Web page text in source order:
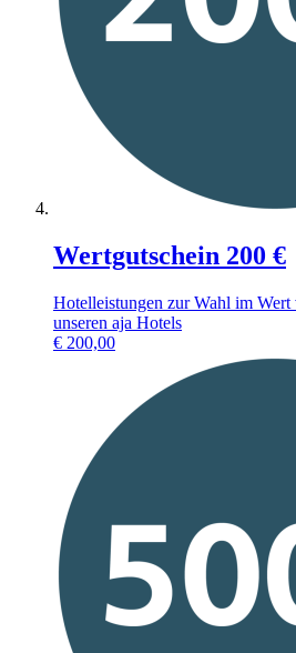
Wertgutschein 200 €
Hotelleistungen zur Wahl im
unseren aja Hotels
€ 200,00